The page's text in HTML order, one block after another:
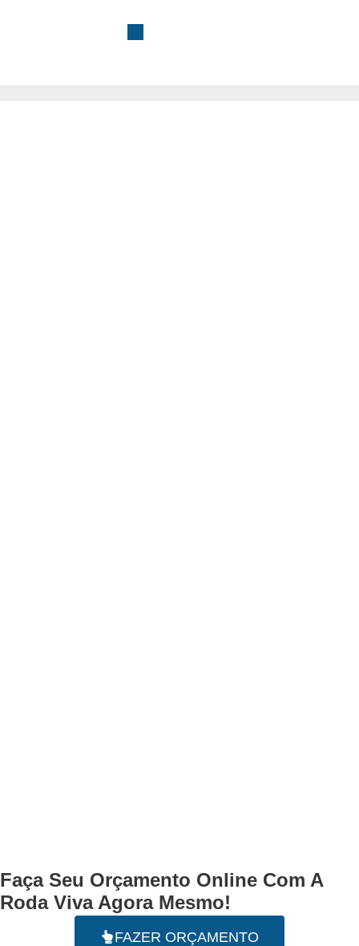
Faça Seu Orçamento Online Com A
Roda Viva Agora Mesmo!
FAZER ORÇAMENTO